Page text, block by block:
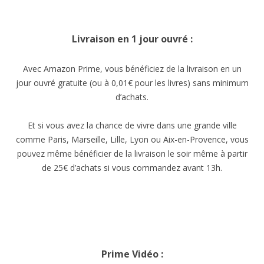
Livraison en 1 jour ouvré :
Avec Amazon Prime, vous bénéficiez de la livraison en un
jour ouvré gratuite (ou à 0,01€ pour les livres) sans minimum
d’achats.
Et si vous avez la chance de vivre dans une grande ville
comme Paris, Marseille, Lille, Lyon ou Aix-en-Provence, vous
pouvez même bénéficier de la livraison le soir même à partir
de 25€ d’achats si vous commandez avant 13h.
Prime Vidéo :